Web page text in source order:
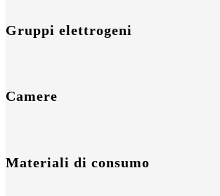
Gruppi elettrogeni
Camere
Materiali di consumo